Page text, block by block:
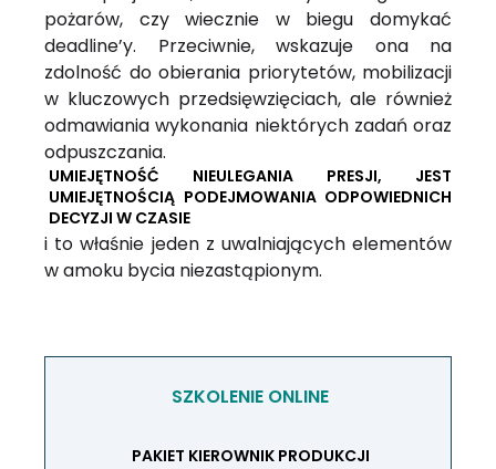
pożarów, czy wiecznie w biegu domykać
deadline’y. Przeciwnie, wskazuje ona na
zdolność do obierania priorytetów, mobilizacji
w kluczowych przedsięwzięciach, ale również
odmawiania wykonania niektórych zadań oraz
odpuszczania.
UMIEJĘTNOŚĆ NIEULEGANIA PRESJI, JEST
UMIEJĘTNOŚCIĄ PODEJMOWANIA ODPOWIEDNICH
DECYZJI W CZASIE
i to właśnie jeden z uwalniających elementów
w amoku bycia niezastąpionym.
SZKOLENIE ONLINE
PAKIET KIEROWNIK PRODUKCJI